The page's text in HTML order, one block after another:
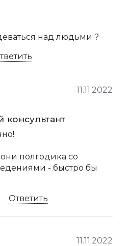
над людьми ?
11.11.2022
полгодика со
- быстро бы
Ответить
11.11.2022